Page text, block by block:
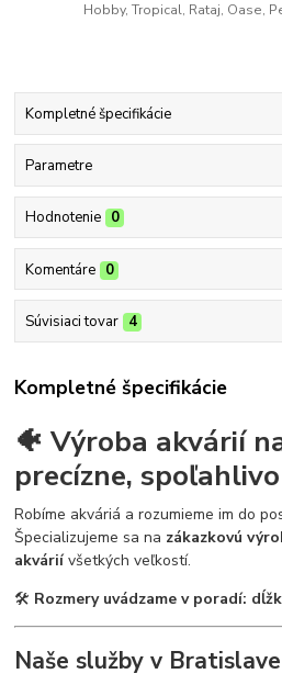
Hobby, Tropical, Rataj, Oase,
Kompletné špecifikácie
Parametre
Hodnotenie 0
Komentáre 0
Súvisiaci tovar 4
Kompletné špecifikácie
🐠 Výroba akvárií
precízne,
Robíme akváriá a rozumieme im do
Špecializujeme sa na zákazkovú
akváriívšetkých veľkostí.
🛠 Rozmery uvádzame v poradí:
Naše služby v